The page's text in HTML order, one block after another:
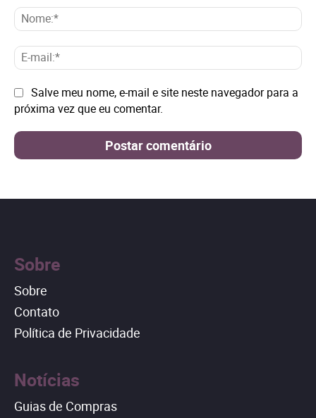
E-
Site: Salve meu nome, e-mail e site neste navegador para a
próxima vez que eu comentar.
Sobre
Sobre
Contato
Política de Privacidade
Notícias
Guias de Compras